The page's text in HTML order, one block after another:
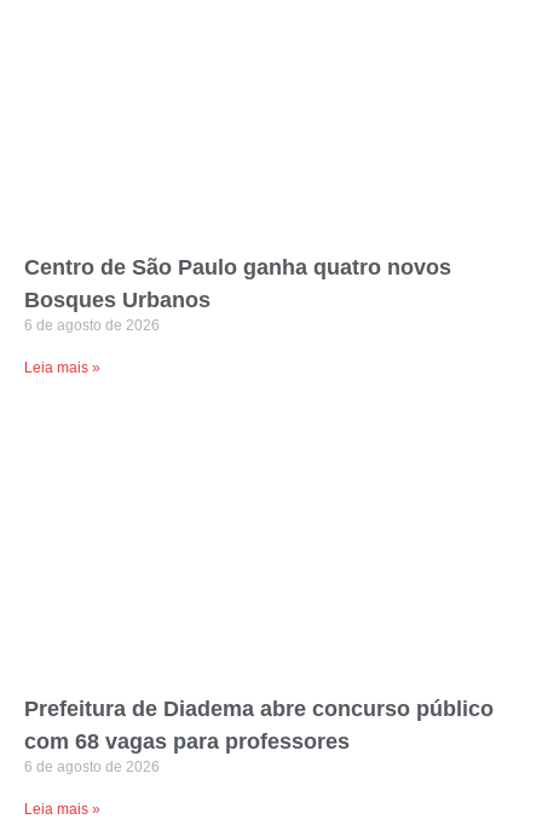
Centro de São Paulo ganha quatro novos
Bosques Urbanos
6 de agosto de 2026
Leia mais »
Prefeitura de Diadema abre concurso público
com 68 vagas para professores
6 de agosto de 2026
Leia mais »